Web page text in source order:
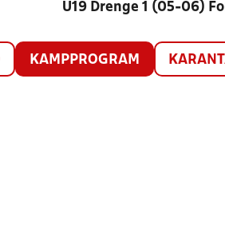
U19 Drenge 1 (05-06)
KAMPPROGRAM